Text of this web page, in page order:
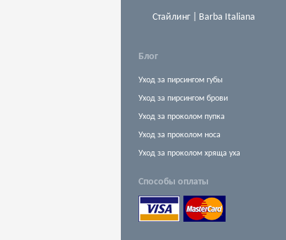
Стайлинг | Barba Italiana
Блог
Уход за пирсингом губы
Уход за пирсингом брови
Уход за проколом пупка
Уход за проколом носа
Уход за проколом хряща уха
Способы оплаты